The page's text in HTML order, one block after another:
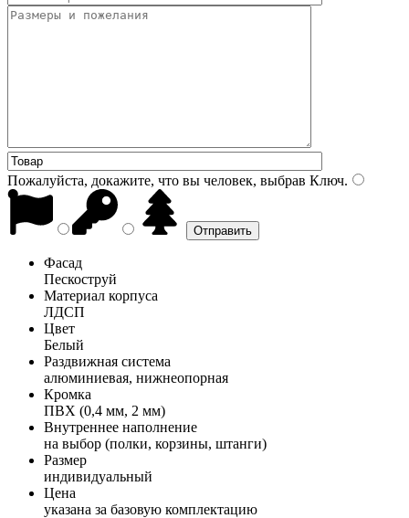
Пожалуйста, докажите, что вы человек, выбрав Ключ.
Фасад
Пескоструй
Материал корпуса
ЛДСП
Цвет
Белый
Раздвижная система
алюминиевая, нижнеопорная
Кромка
ПВХ (0,4 мм, 2 мм)
Внутреннее наполнение
на выбор (полки, корзины, штанги)
Размер
индивидуальный
Цена
указана за базовую комплектацию